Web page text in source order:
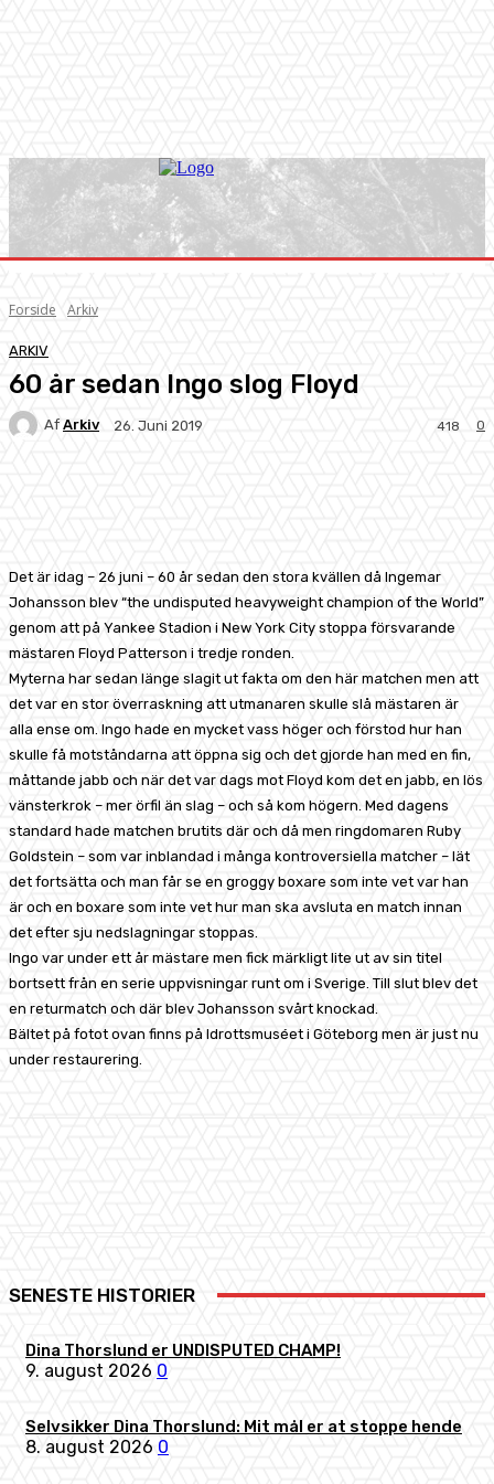
Forside Arkiv
ARKIV
60 år sedan Ingo slog Floyd
Af Arkiv 26. Juni 2019 0
418
Det är idag – 26 juni – 60 år sedan den stora kvällen då Ingemar
Johansson blev “the undisputed heavyweight champion of the World”
genom att på Yankee Stadion i New York City stoppa försvarande
mästaren Floyd Patterson i tredje ronden.
Myterna har sedan länge slagit ut fakta om den här matchen men att
det var en stor överraskning att utmanaren skulle slå mästaren är
alla ense om. Ingo hade en mycket vass höger och förstod hur han
skulle få motståndarna att öppna sig och det gjorde han med en fin,
måttande jabb och när det var dags mot Floyd kom det en jabb, en lös
vänsterkrok – mer örfil än slag – och så kom högern. Med dagens
standard hade matchen brutits där och då men ringdomaren Ruby
Goldstein – som var inblandad i många kontroversiella matcher – lät
det fortsätta och man får se en groggy boxare som inte vet var han
är och en boxare som inte vet hur man ska avsluta en match innan
det efter sju nedslagningar stoppas.
Ingo var under ett år mästare men fick märkligt lite ut av sin titel
bortsett från en serie uppvisningar runt om i Sverige. Till slut blev det
en returmatch och där blev Johansson svårt knockad.
Bältet på fotot ovan finns på Idrottsmuséet i Göteborg men är just nu
under restaurering.
SENESTE HISTORIER
Dina Thorslund er UNDISPUTED CHAMP!
9. august 2026 0
Selvsikker Dina Thorslund: Mit mål er at stoppe hende
8. august 2026 0